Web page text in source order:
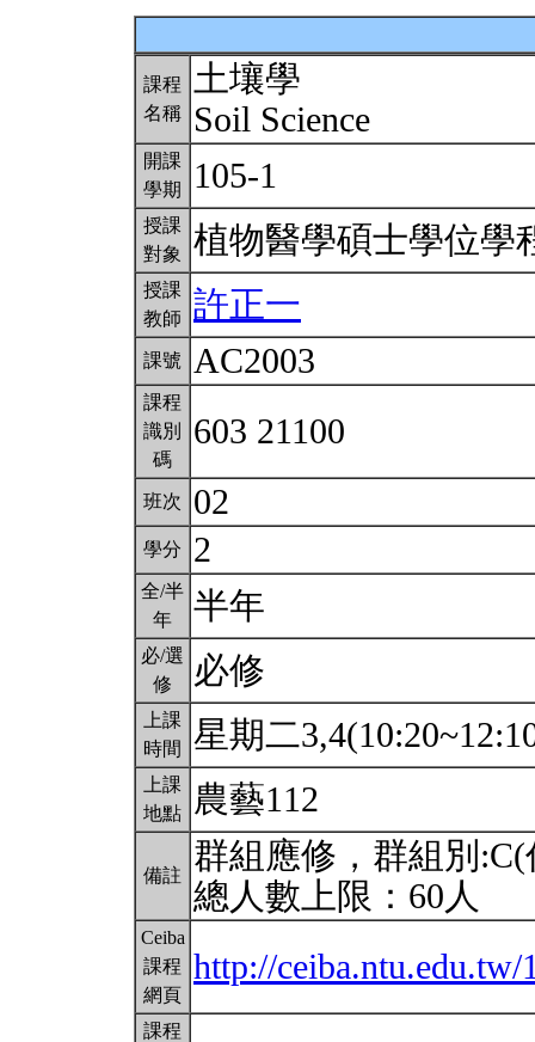
課程
名稱
土壤學
Soil Science
開課
學期
105-1
授課
對象
植物醫學碩士學位
授課
教師
許正一
課號 AC2003
課程
識別
碼
603 21100
班次 02
學分 2
全/半
年
半年
必/選
修
必修
上課
時間
星期二
上課
地點
農藝112
備註
群組應修，群組別
總人數上限：60人
Ceiba
課程
網頁
http://
課程